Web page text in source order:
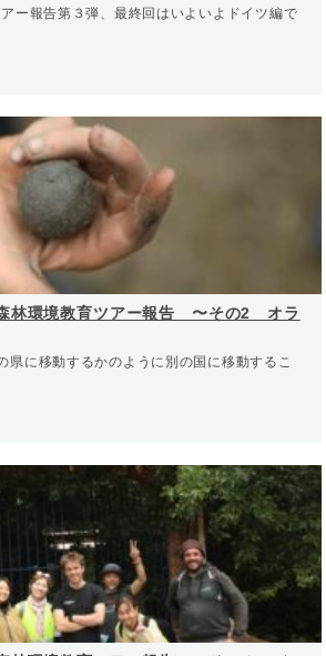
ー報告第３弾、最終回はいよいよドイツ編で
林環境教育ツアー報告 〜その2 オラ
県に移動するかのように別の国に移動するこ